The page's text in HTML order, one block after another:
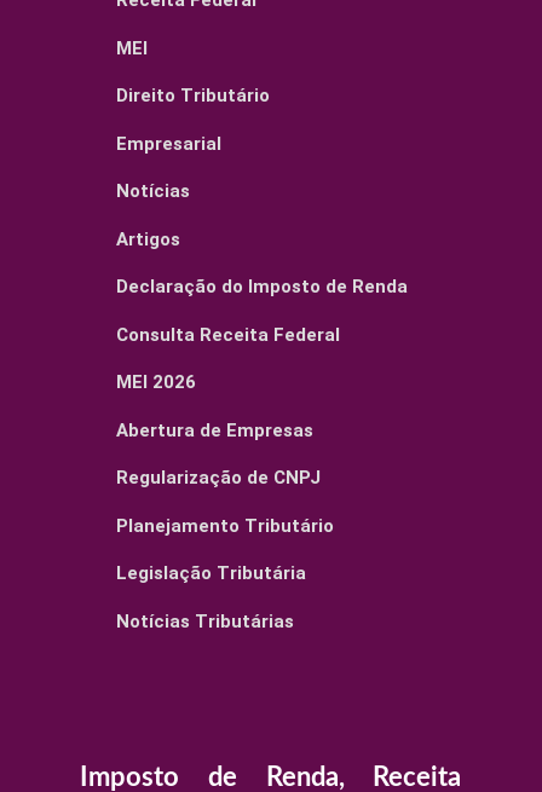
MEI
Direito Tributário
Empresarial
Notícias
Artigos
Declaração do Imposto de Renda
Consulta Receita Federal
MEI 2026
Abertura de Empresas
Regularização de CNPJ
Planejamento Tributário
Legislação Tributária
Notícias Tributárias
Imposto de Renda, Receita